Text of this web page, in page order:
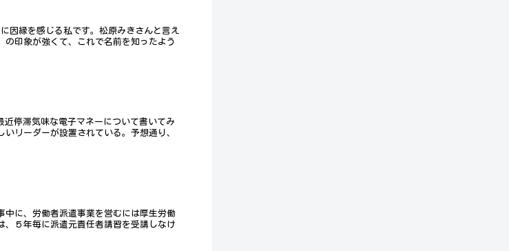
因縁を感じる私です。松原みきさんと言え
印象が強くて、これで名前を知ったよう
停滞気味な電子マネーについて書いてみ
リーダーが設置されている。予想通り、
中に、労働者派遣事業を営むには厚生労働
５年毎に派遣元責任者講習を受講しなけ